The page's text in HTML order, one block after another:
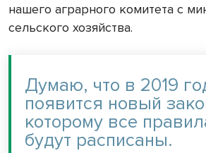
нашего аграрного комитета с
сельского хозяйства.
Думаю, что в 2019
появится новый
которому все
будут расписаны.